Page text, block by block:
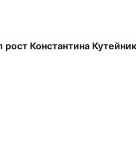
Константина